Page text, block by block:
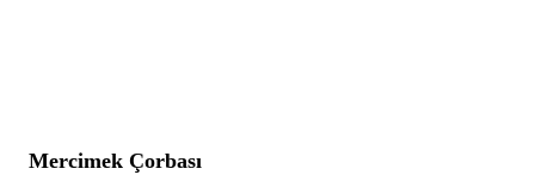
Mercimek Çorbası